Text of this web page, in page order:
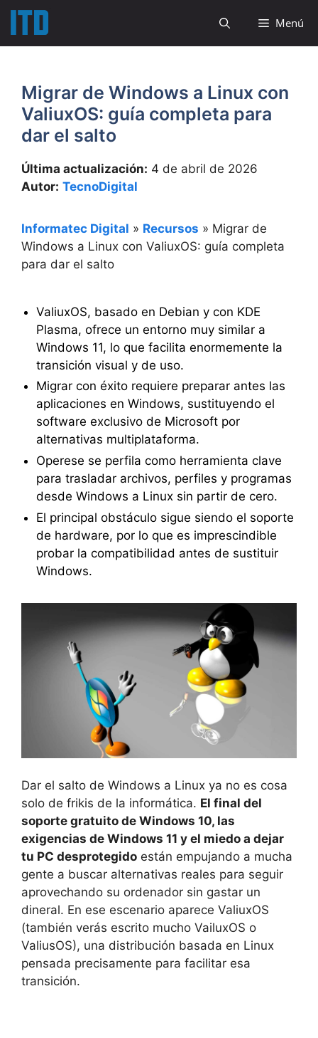
Saltar
contenido
Menú
Migrar de Windows a Linux con
ValiuxOS: guía completa para
dar el salto
Última actualización: 4 de abril de 2026
Autor: TecnoDigital
Informatec Digital » Recursos » Migrar de
Windows a Linux con ValiuxOS: guía completa
para dar el salto
ValiuxOS, basado en Debian y con KDE
Plasma, ofrece un entorno muy similar a
Windows 11, lo que facilita enormemente la
transición visual y de uso.
Migrar con éxito requiere preparar antes las
aplicaciones en Windows, sustituyendo el
software exclusivo de Microsoft por
alternativas multiplataforma.
Operese se perfila como herramienta clave
para trasladar archivos, perfiles y programas
desde Windows a Linux sin partir de cero.
El principal obstáculo sigue siendo el soporte
de hardware, por lo que es imprescindible
probar la compatibilidad antes de sustituir
Windows.
Dar el salto de Windows a Linux ya no es cosa
solo de frikis de la informática. El final del
soporte gratuito de Windows 10, las
exigencias de Windows 11 y el miedo a dejar
tu PC desprotegido están empujando a mucha
gente a buscar alternativas reales para seguir
aprovechando su ordenador sin gastar un
dineral. En ese escenario aparece ValiuxOS
(también verás escrito mucho VailuxOS o
ValiusOS), una distribución basada en Linux
pensada precisamente para facilitar esa
transición.